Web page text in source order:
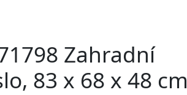
Zahradní
83 x 68 x 48 cm